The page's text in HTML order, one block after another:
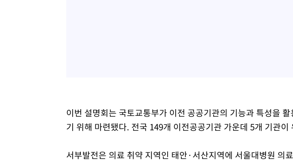
이번 설명회는 국토교통부가 이전 공공기관의 기능과 특성을
기 위해 마련됐다. 전국 149개 이전공공기관 가운데 5개 기관이
서부발전은 의료 취약 지역인 태안·서산지역에 서울대병원 의